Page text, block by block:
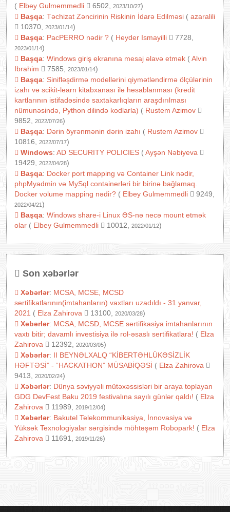
( Elbey Gulmemmedli 6502, 2023/10/27)
Başqa: Təchizat Zəncirinin Riskinin İdarə Edilməsi ( azaralili
10370,
2023/01/14)
Başqa: PacPERRO nədir ? ( Heyder Ismayilli 7728,
2023/01/14)
Başqa: Windows giriş ekranına mesaj əlavə etmək (Alvin
Ibrahim
7585, 2023/01/14)
Başqa: Sinifləşdirmə modellərini qiymətləndirmə ölçülərinin
izahı və scikit-learn kitabxanası ilə hesablanması (kredit
kartlarının istifadəsində saxtakarlıqların araşdırılması
nümunəsində, Python dilində kodlarla) ( Rustem Azimov
9852,
2022/07/26)
Başqa: Dərin öyrənmənin dərin izahı ( Rustem Azimov
10816,
2022/07/17)
Windows: AD SECURITY POLICIES (Ayşən Nəbiyeva
19429,
2022/04/28)
Başqa: Docker port mapping və Container Link nədir,
phpMyadmin və MySql containerləri bir birinə bağlamaq.
Docker volume mapping nədir? ( Elbey Gulmemmedli 9249,
2022/04/21)
Başqa: Windows share-i Linux ƏS-nə necə mount etmək
olar ( Elbey Gulmemmedli 10012, 2022/01/12)
Son xəbərlər
Xəbərlər: MCSA, MCSE, MCSD
sertifikatlarının(imtahanların) vaxtları uzadıldı - 31 yanvar,
2021 ( Elza Zahirova 13100, 2020/03/28)
Xəbərlər: MCSA, MCSD, MCSE sertifikasiya imtahanlarının
vaxtı bitir; davamlı investisiya ilə rol-əsaslı sertifikatlara! ( Elza
Zahirova
12392, 2020/03/05)
Xəbərlər: II BEYNƏLXALQ “KİBERTƏHLÜKƏSİZLİK
HƏFTƏSİ” - “HACKATHON” MÜSABİQƏSİ ( Elza Zahirova
9413,
2020/02/24)
Xəbərlər: Dünya səviyyəli mütəxəssisləri bir araya toplayan
GDG DevFest Baku 2019 festivalına sayılı günlər qaldı! ( Elza
Zahirova
11989, 2019/12/04)
Xəbərlər: Bakutel Telekommunikasiya, İnnovasiya və
Yüksək Texnologiyalar sərgisində möhtəşəm Robopark! ( Elza
Zahirova
11691, 2019/11/26)